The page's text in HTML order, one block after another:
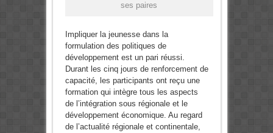
ses paires
Impliquer la jeunesse dans la
formulation des politiques de
développement est un pari réussi.
Durant les cinq jours de renforcement de
capacité, les participants ont reçu une
formation qui intègre tous les aspects
de l’intégration sous régionale et le
développement économique. Au regard
de l’actualité régionale et continentale,